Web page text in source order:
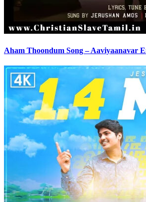
Aham Thoondum Song – Aaviyaanavar